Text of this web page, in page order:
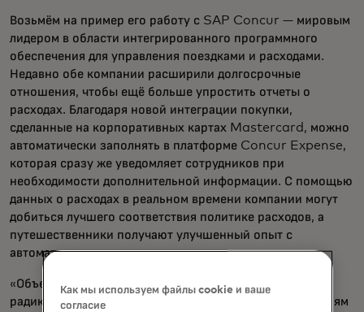
Возьмём на пример его работу с SAP Concur — мировым
лидером в области интегрированного программного
обеспечения для управления поездками и расходами.
Недавно обе компании расширили долгосрочные
отношения, чтобы ещё больше упростить отчеты о
расходах. Благодаря новой интеграции покупки,
сделанные на корпоративных картах Mastercard, можно
автоматически заполнять в платформе Concur Expense,
которая сразу же уведомляет сотрудников при
необходимости дополнительной информации. С помощью
данных о расходах в реальном времени компании могут
добиться лучшего соответствия политике расходов, а
путешественники получают улучшенный опыт с
автоматизированным созданием расходов.
«Объединение программного обеспечения с оплатой
радикально меняет отношение компаний к путешествиям
Как мы используем файлы cookie и ваше
согласие